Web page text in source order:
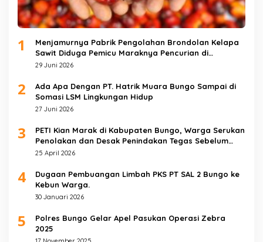
1
Menjamurnya Pabrik Pengolahan Brondolan Kelapa
Sawit Diduga Pemicu Maraknya Pencurian di
Perkebunan Perusahaan Maupun Perorangan
29 Juni 2026
2
Ada Apa Dengan PT. Hatrik Muara Bungo Sampai di
Somasi LSM Lingkungan Hidup
27 Juni 2026
3
PETI Kian Marak di Kabupaten Bungo, Warga Serukan
Penolakan dan Desak Penindakan Tegas Sebelum
Bencana Menelan Korban Tak berdosa.
25 April 2026
4
Dugaan Pembuangan Limbah PKS PT SAL 2 Bungo ke
Kebun Warga.
30 Januari 2026
5
Polres Bungo Gelar Apel Pasukan Operasi Zebra
2025